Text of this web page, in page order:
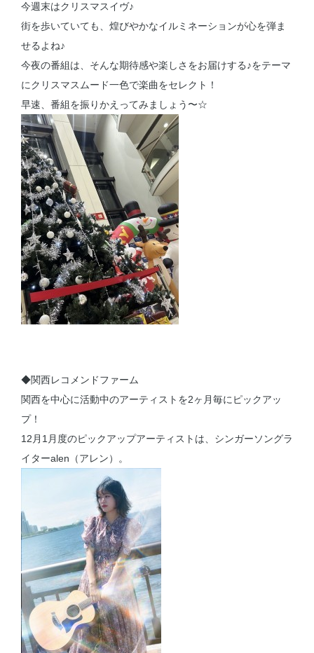
今週末はクリスマスイヴ♪
街を歩いていても、煌びやかなイルミネーションが心を弾ま
せるよね♪
今夜の番組は、そんな期待感や楽しさをお届けする♪をテーマ
にクリスマスムード一色で楽曲をセレクト！
早速、番組を振りかえってみましょう〜☆
◆関西レコメンドファーム
関西を中心に活動中のアーティストを2ヶ月毎にピックアッ
プ！
12月1月度のピックアップアーティストは、シンガーソングラ
イターalen（アレン）。